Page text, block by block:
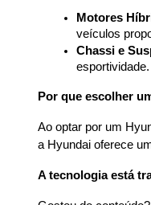
Motores
veículos
Chassi e
esportividade.
Por que escolher
Ao optar por um
a Hyundai oferece
A tecnologia está